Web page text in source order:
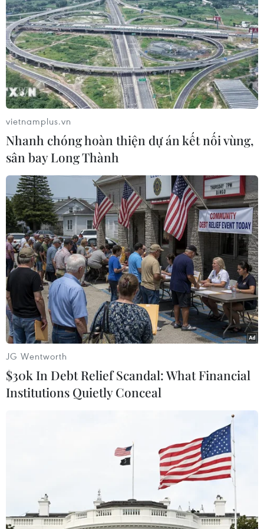
#chợ thuốc #khẩu trang
#170 người tử vong
#3 công dân
#Hà Nội
Theo dõi VietnamPlus
TIN LIÊN QUAN
vietnamplus.vn
Nhanh chóng hoàn thiện dự án kết nối vùng,
sân bay Long Thành
JG Wentworth
$30k In Debt Relief Scandal: What Financial
Institutions Quietly Conceal